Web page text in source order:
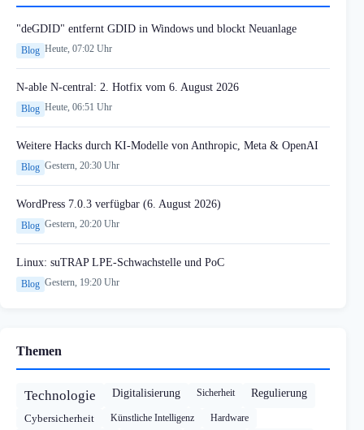
"deGDID" entfernt GDID in Windows und blockt Neuanlage
Blog Heute, 07:02 Uhr
N-able N-central: 2. Hotfix vom 6. August 2026
Blog Heute, 06:51 Uhr
Weitere Hacks durch KI-Modelle von Anthropic, Meta & OpenAI
Blog Gestern, 20:30 Uhr
WordPress 7.0.3 verfügbar (6. August 2026)
Blog Gestern, 20:20 Uhr
Linux: suTRAP LPE-Schwachstelle und PoC
Blog Gestern, 19:20 Uhr
Themen
Technologie Digitalisierung Sicherheit Regulierung
Cybersicherheit Künstliche Intelligenz Hardware